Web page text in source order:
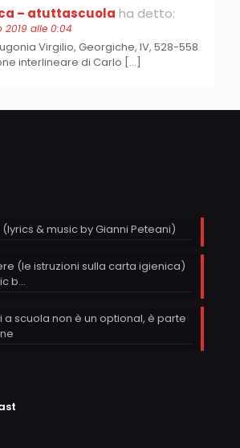
– atuttascuola ha detto:
2019 alle 0:04
Virgilio, Georgiche, IV, 528-558
interlineare di Carlo […]
& music by Gianni Peteani)
(le istruzioni sulla carta igienica)
b…
a scuola non è un optional, è parte